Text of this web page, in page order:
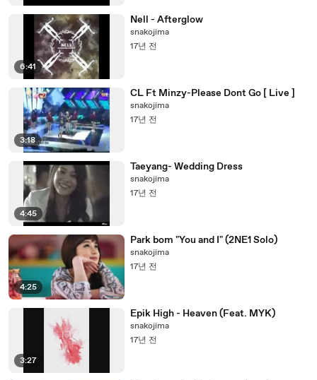
6:41
Nell - Afterglow
snakojima
17년 전
3:18
CL Ft Minzy-Please Dont Go [ Live ]
snakojima
17년 전
4:45
Taeyang- Wedding Dress
snakojima
17년 전
4:25
Park bom "You and I" (2NE1 Solo)
snakojima
17년 전
3:27
Epik High - Heaven (Feat. MYK)
snakojima
17년 전